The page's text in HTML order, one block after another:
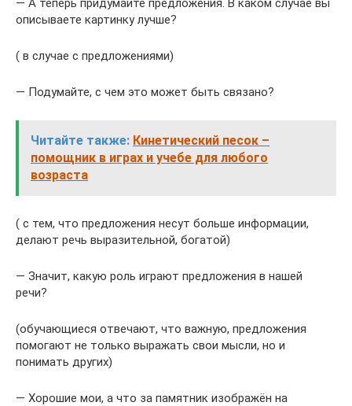
описываете картинку лучше?
( в случае с предложениями)
— Подумайте, с чем это может быть связано?
Читайте также: Кинетический песок –
помощник в играх и учебе для любого
возраста
( с тем, что предложения несут больше информации,
делают речь выразительной, богатой)
— Значит, какую роль играют предложения в нашей
речи?
(обучающиеся отвечают, что важную, предложения
помогают не только выражать свои мысли, но и
понимать других)
— Хорошие мои, а что за памятник изображён на